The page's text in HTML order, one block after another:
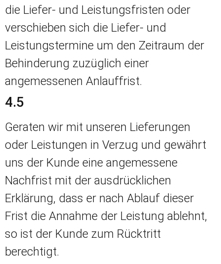
die Liefer- und Leistungsfristen oder
verschieben sich die Liefer- und
Leistungstermine um den Zeitraum der
Behinderung zuzüglich einer
angemessenen Anlauffrist.
4.5
Geraten wir mit unseren Lieferungen
oder Leistungen in Verzug und gewährt
uns der Kunde eine angemessene
Nachfrist mit der ausdrücklichen
Erklärung, dass er nach Ablauf dieser
Frist die Annahme der Leistung ablehnt,
so ist der Kunde zum Rücktritt
berechtigt.